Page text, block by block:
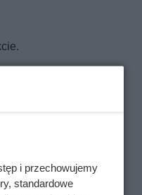
i przechowujemy
standardowe